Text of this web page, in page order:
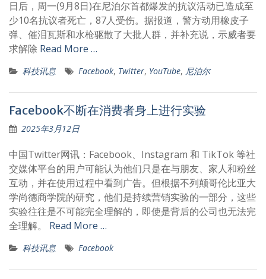
日后，周一(9月8日)在尼泊尔首都爆发的抗议活动已造成至
少10名抗议者死亡，87人受伤。据报道，警方动用橡皮子
弹、催泪瓦斯和水枪驱散了大批人群，并补充说，示威者要
求解除 Read More …
科技讯息 Facebook, Twitter, YouTube, 尼泊尔
Facebook不断在消费者身上进行实验
2025年3月12日
中国Twitter网讯：Facebook、Instagram 和 TikTok 等社
交媒体平台的用户可能认为他们只是在与朋友、家人和粉丝
互动，并在使用过程中看到广告。但根据不列颠哥伦比亚大
学尚德商学院的研究，他们是持续营销实验的一部分，这些
实验往往是不可能完全理解的，即使是背后的公司也无法完
全理解。 Read More …
科技讯息 Facebook